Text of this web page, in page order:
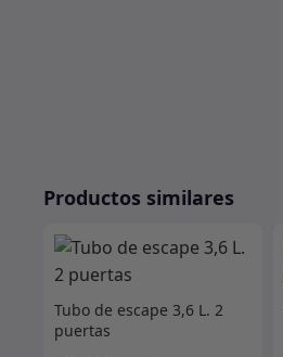
Productos similares
Tubo de escape 3,6 L. 2
puertas